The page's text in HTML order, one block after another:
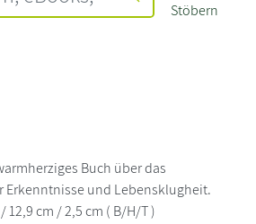
Stöbern
Buch über das
Erkenntnisse und Lebensklugheit.
12,9 cm / 2,5 cm ( B/H/T )